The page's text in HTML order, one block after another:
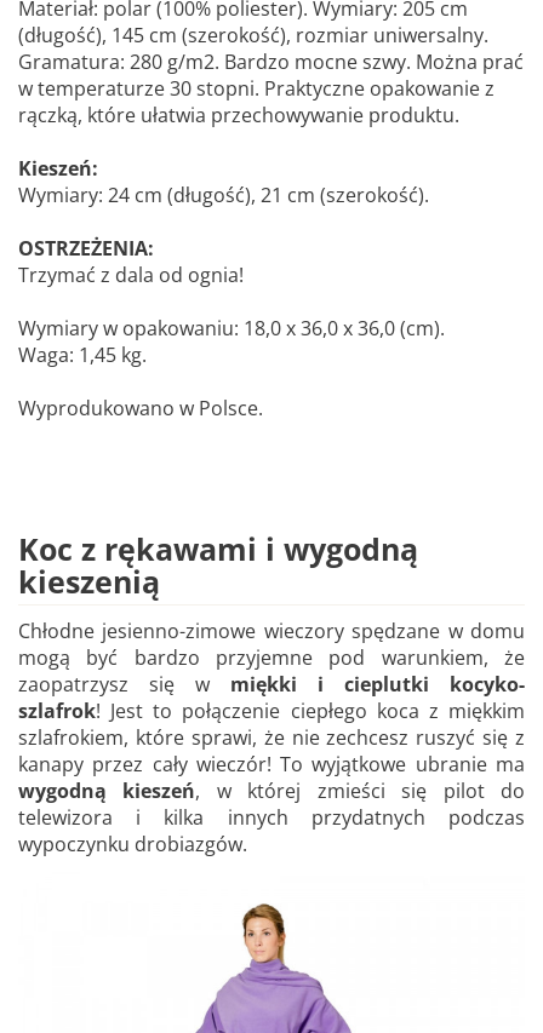
Materiał: polar (100% poliester). Wymiary: 205 cm
(długość), 145 cm (szerokość), rozmiar uniwersalny.
Gramatura: 280 g/m2. Bardzo mocne szwy. Można prać
w temperaturze 30 stopni. Praktyczne opakowanie z
rączką, które ułatwia przechowywanie produktu.
Kieszeń:
Wymiary: 24 cm (długość), 21 cm (szerokość).
OSTRZEŻENIA:
Trzymać z dala od ognia!
Wymiary w opakowaniu: 18,0 x 36,0 x 36,0 (cm).
Waga: 1,45 kg.
Wyprodukowano w Polsce.
Koc z rękawami i wygodną
kieszenią
Chłodne jesienno-zimowe wieczory spędzane w domu
mogą być bardzo przyjemne pod warunkiem, że
zaopatrzysz się w miękki i cieplutki kocyko-
szlafrok! Jest to połączenie ciepłego koca z miękkim
szlafrokiem, które sprawi, że nie zechcesz ruszyć się z
kanapy przez cały wieczór! To wyjątkowe ubranie ma
wygodną kieszeń, w której zmieści się pilot do
telewizora i kilka innych przydatnych podczas
wypoczynku drobiazgów.